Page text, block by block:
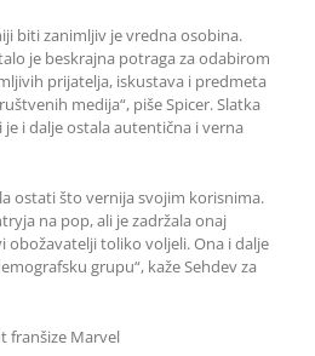
biti zanimljiv je vredna osobina.
je beskrajna potraga za odabirom
prijatelja, iskustava i predmeta
medija“, piše Spicer. Slatka
je i dalje ostala autentična i verna
ostati što vernija svojim korisnima.
na pop, ali je zadržala onaj
obožavatelji toliko voljeli. Ona i dalje
grupu“, kaže Sehdev za
franšize Marvel